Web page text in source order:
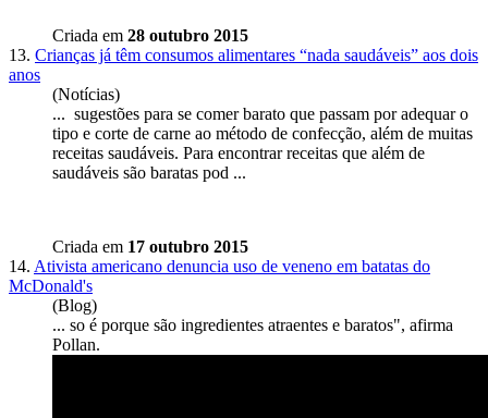
Criada em 28 outubro 2015
13. Crianças já têm consumos alimentares “nada saudáveis” aos dois
anos
(Notícias)
... sugestões para se comerbarato que passam por adequar o
tipo e corte de carne ao método de confecção, além de muitas
receitas saudáveis. Para encontrar receitas que além de
saudáveis são baratas pod ...
Criada em 17 outubro 2015
14. Ativista americano denuncia uso de veneno em batatas do
McDonald's
(Blog)
... so é porque são ingredientes atraentes e baratos", afirma
Pollan.